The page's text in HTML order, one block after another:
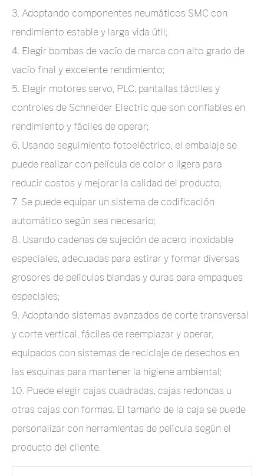
3. Adoptando componentes neumáticos SMC con
rendimiento estable y larga vida útil;
4. Elegir bombas de vacío de marca con alto grado de
vacío final y excelente rendimiento;
5. Elegir motores servo, PLC, pantallas táctiles y
controles de Schneider Electric que son confiables en
rendimiento y fáciles de operar;
6. Usando seguimiento fotoeléctrico, el embalaje se
puede realizar con película de color o ligera para
reducir costos y mejorar la calidad del producto;
7. Se puede equipar un sistema de codificación
automático según sea necesario;
8. Usando cadenas de sujeción de acero inoxidable
especiales, adecuadas para estirar y formar diversas
grosores de películas blandas y duras para empaques
especiales;
9. Adoptando sistemas avanzados de corte transversal
y corte vertical, fáciles de reemplazar y operar,
equipados con sistemas de reciclaje de desechos en
las esquinas para mantener la higiene ambiental;
10. Puede elegir cajas cuadradas, cajas redondas u
otras cajas con formas. El tamaño de la caja se puede
personalizar con herramientas de película según el
producto del cliente.